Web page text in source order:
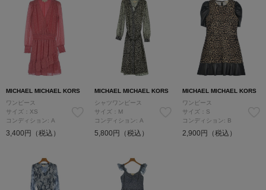
MICHAEL MICHAEL KORS
ワンピース
サイズ：XS
コンディション: A
3,400円（税込）
MICHAEL MICHAEL KORS
シャツワンピース
サイズ：M
コンディション: A
5,800円（税込）
MICHAEL MICHAEL KORS
ワンピース
サイズ：S
コンディション: B
2,900円（税込）